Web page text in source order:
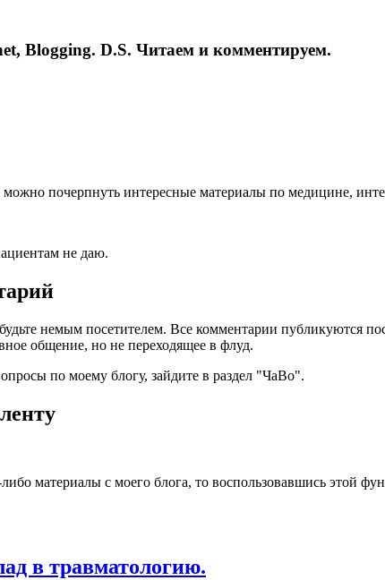
Blogging. D.S. Читаем и комментируем.
можно почерпнуть интересные материалы по медицине,
не даю.
немым посетителем. Все комментарии публикуются
общение, но не переходящее в флуд.
по моему блогу, зайдите в раздел "ЧаВо".
материалы с моего блога, то воспользовавшись этой
в травматологию.